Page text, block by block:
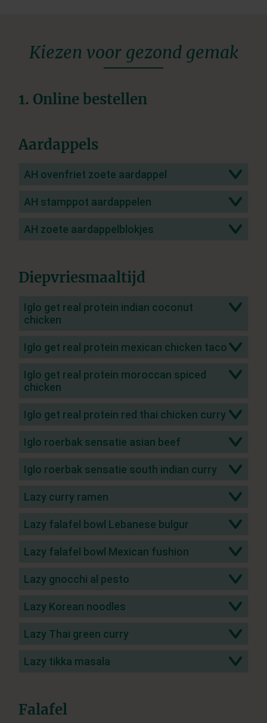
Kiezen voor gezond gemak
1. Online bestellen
Aardappels
AH ovenfriet zoete aardappel
AH stamppot aardappelen
AH zoete aardappelblokjes
Diepvriesmaaltijd
Iglo get real protein indian coconut
chicken
Iglo get real protein mexican chicken taco
Iglo get real protein moroccan spiced
chicken
Iglo get real protein red thai chicken curry
Iglo roerbak sensatie asian beef
Iglo roerbak sensatie south indian curry
Lazy curry ramen
Lazy falafel bowl Lebanese bulgur
Lazy falafel bowl Mexican fushion
Lazy gnocchi al pesto
Lazy Korean noodles
Lazy Thai green curry
Lazy tikka masala
Falafel